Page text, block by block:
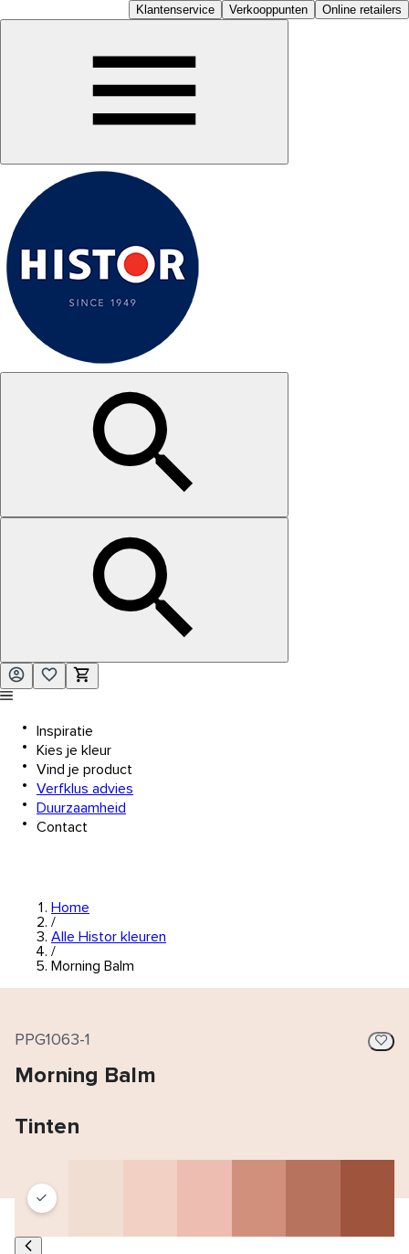
Klantenservice Verkooppunten Online retailers
Inspiratie
Kies je kleur
Vind je product
Verfklus advies
Duurzaamheid
Contact
Home
/
Alle Histor kleuren
/
Morning Balm
PPG1063-1
Morning Balm
Tinten